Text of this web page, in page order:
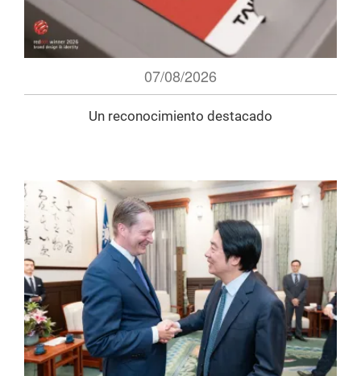
07/08/2026
Un reconocimiento destacado